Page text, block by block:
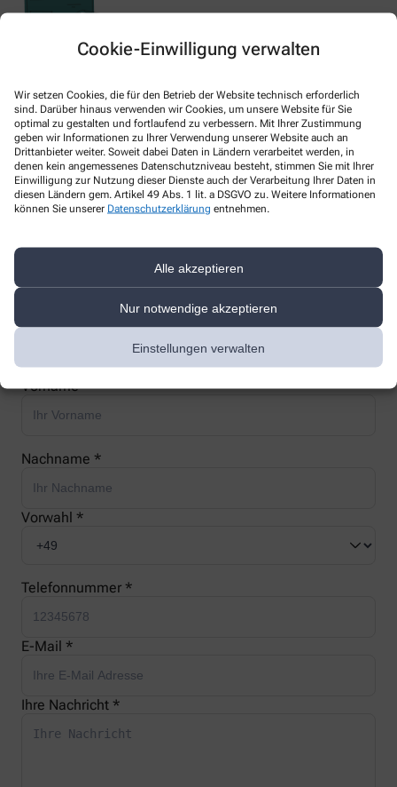
Cookie-Einwilligung verwalten
Wir setzen Cookies, die für den Betrieb der Website technisch erforderlich
sind. Darüber hinaus verwenden wir Cookies, um unsere Website für Sie
optimal zu gestalten und fortlaufend zu verbessern. Mit Ihrer Zustimmung
geben wir Informationen zu Ihrer Verwendung unserer Website auch an
Drittanbieter weiter. Soweit dabei Daten in Ländern verarbeitet werden, in
denen kein angemessenes Datenschutzniveau besteht, stimmen Sie mit Ihrer
Einwilligung zur Nutzung dieser Dienste auch der Verarbeitung Ihrer Daten in
diesen Ländern gem. Artikel 49 Abs. 1 lit. a DSGVO zu. Weitere Informationen
können Sie unserer Datenschutzerklärung entnehmen.
Alle akzeptieren
Nur notwendige akzeptieren
Einstellungen verwalten
Nachweis Ihrer Befreiung
Wenn Sie einen Ausweis über die Befreiung der gesetzlichen
Zuzahlung haben, können wir diese Info speichern und Sie
müssen Ihren Ausweis nicht immer vorzeigen.
Jetzt schnell und einfach online beantragen und beim nächsten
Besuch bei uns in der Apotheke abholen.
Anrede
Vorname *
Nachname *
Vorwahl *
Telefonnummer *
E-Mail *
Ihre Nachricht *